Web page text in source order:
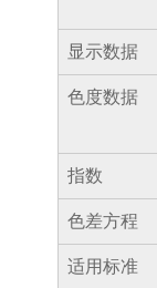
显示数据
色度数据
指数
色差方程
适用标准